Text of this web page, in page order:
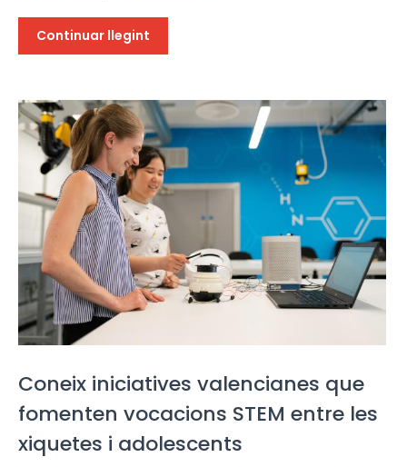
Continuar llegint
Coneix iniciatives valencianes que
fomenten vocacions STEM entre les
xiquetes i adolescents